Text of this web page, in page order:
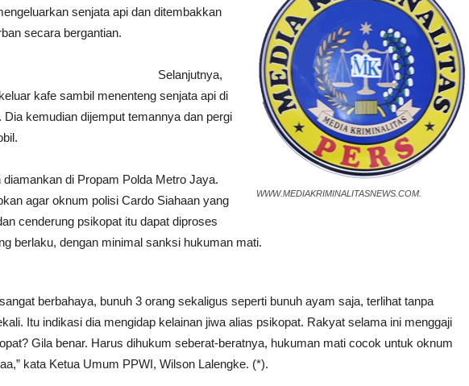
WWW.MEDIAKRIMINALITASNEWS.COM.
senjata api dan ditembakkan
secara bergantian.
Selanjutnya,
kafe sambil menenteng senjata api di
Dia kemudian dijemput temannya dan pergi
diamankan di Propam Polda Metro Jaya.
agar oknum polisi Cardo Siahaan yang
cenderung psikopat itu dapat diproses
berlaku, dengan minimal sanksi hukuman mati.
berbahaya, bunuh 3 orang sekaligus seperti bunuh ayam saja, terlihat tanpa
Itu indikasi dia mengidap kelainan jiwa alias psikopat. Rakyat selama ini menggaji
Gila benar. Harus dihukum seberat-beratnya, hukuman mati cocok untuk oknum
kata Ketua Umum PPWI, Wilson Lalengke. (*).